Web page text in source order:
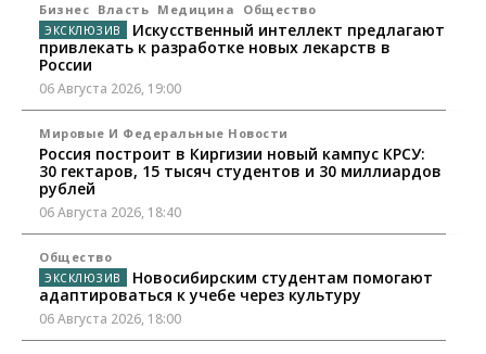
Бизнес Власть Медицина Общество
Искусственный интеллект предлагают
привлекать к разработке новых лекарств в
России
06 Августа 2026, 19:00
Мировые И Федеральные Новости
Россия построит в Киргизии новый кампус КРСУ:
30 гектаров, 15 тысяч студентов и 30 миллиардов
рублей
06 Августа 2026, 18:40
Общество
Новосибирским студентам помогают
адаптироваться к учебе через культуру
06 Августа 2026, 18:00